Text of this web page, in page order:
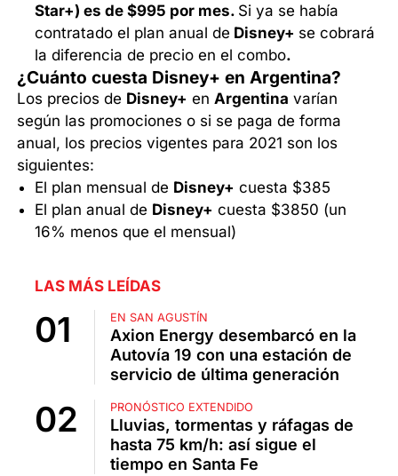
Star+) es de $995 por mes. Si ya se había
contratado el plan anual de Disney+ se cobrará
la diferencia de precio en el combo.
¿Cuánto cuesta Disney+ en Argentina?
Los precios de Disney+ en Argentina varían
según las promociones o si se paga de forma
anual, los precios vigentes para 2021 son los
siguientes:
El plan mensual de Disney+ cuesta $385
El plan anual de Disney+ cuesta $3850 (un
16% menos que el mensual)
LAS MÁS LEÍDAS
EN SAN AGUSTÍN
Axion Energy desembarcó en la
Autovía 19 con una estación de
servicio de última generación
PRONÓSTICO EXTENDIDO
Lluvias, tormentas y ráfagas de
hasta 75 km/h: así sigue el
tiempo en Santa Fe